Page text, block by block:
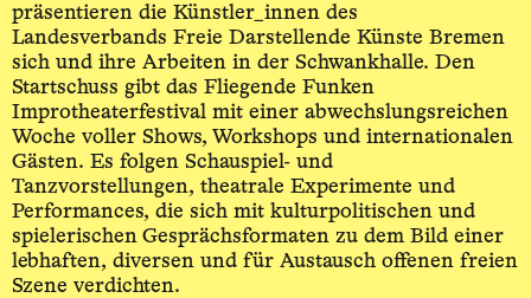
präsentieren die Künstler_innen des
Landesverbands Freie Darstellende Künste Bremen
sich und ihre Arbeiten in der Schwankhalle. Den
Startschuss gibt das Fliegende Funken
Improtheaterfestival mit einer abwechslungsreichen
Woche voller Shows, Workshops und internationalen
Gästen. Es folgen Schauspiel- und
Tanzvorstellungen, theatrale Experimente und
Performances, die sich mit kulturpolitischen und
spielerischen Gesprächsformaten zu dem Bild einer
lebhaften, diversen und für Austausch offenen freien
Szene verdichten.